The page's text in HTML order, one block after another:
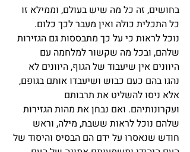
בחושים, זה כל מה שיש בעולם, וממילא זו
כל התכלית כולה ואין מעבר לכך כלום.
נוכל לראות כי על כך מתבססות גם הגזירות
שלהם, ובכל מה שקשור למלחמה עם
היוונים אין שיעבוד של הגוף, היוונים לא
נהגו בהם כעם כבוש ושיעבדו אותם בגופם,
אלא ניסו להשליט את תרבותם
ועקרונותיהם. ואם נבחן את מהות הגזירות
שלהם נוכל לראות ששבת, מילה, וראש
חודש שנאסרו על ידם הם הבסיס והיסוד של